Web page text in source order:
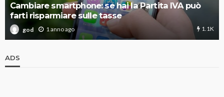
Cambiare smartphone: se hai la Partita IVA può
farti risparmiare sulle tasse
god 1 anno ago 1.1K
ADS